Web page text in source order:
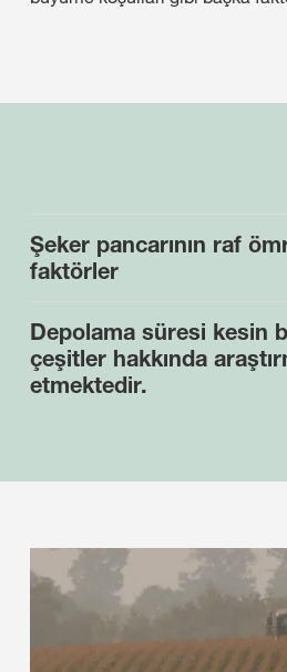
Şeker pancarının raf
faktörler
Depolama süresi kesin
çeşitler hakkında
etmektedir.